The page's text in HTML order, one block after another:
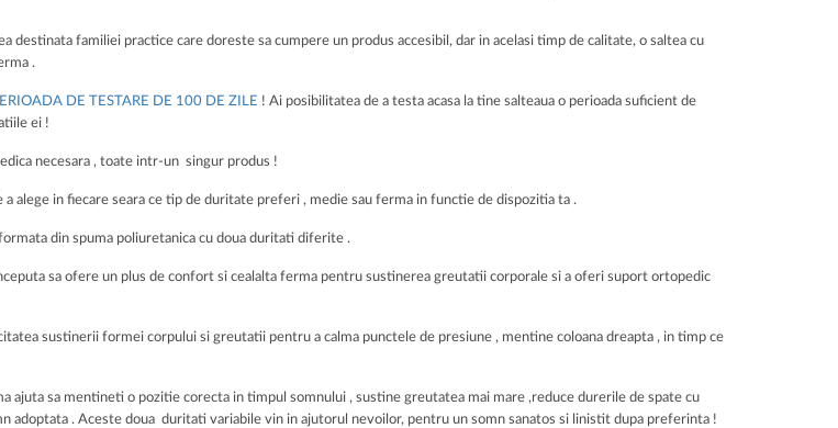
destinata familiei practice care doreste sa cumpere un produs accesibil, dar in acelasi timp de calitate, o saltea cu
.
DE TESTARE DE 100 DE ZILE ! Ai posibilitatea de a testa acasa la tine salteaua o perioada suficient de
ei !
necesara , toate intr-un singur produs !
alege in fiecare seara ce tip de duritate preferi , medie sau ferma in functie de dispozitia ta .
din spuma poliuretanica cu doua duritati diferite .
sa ofere un plus de confort si cealalta ferma pentru sustinerea greutatii corporale si a oferi suport ortopedic
sustinerii formei corpului si greutatii pentru a calma punctele de presiune , mentine coloana dreapta , in timp ce
ajuta sa mentineti o pozitie corecta in timpul somnului , sustine greutatea mai mare ,reduce durerile de spate cu
adoptata . Aceste doua duritati variabile vin in ajutorul nevoilor, pentru un somn sanatos si linistit dupa preferinta !